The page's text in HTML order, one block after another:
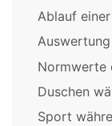
Ablauf
Normwerte
Duschen
Sport